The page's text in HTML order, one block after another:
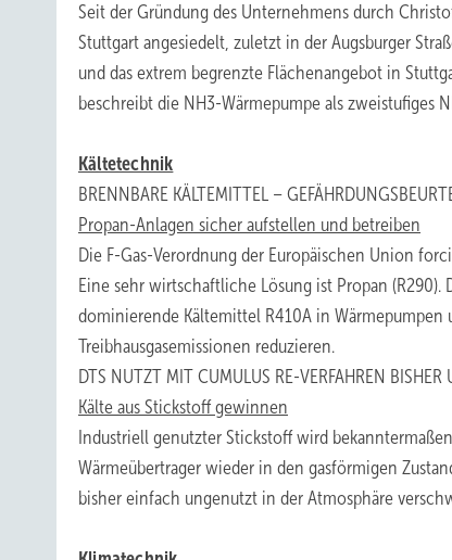
Seit der Gründung des Unternehmens durch
Stuttgart angesiedelt, zuletzt in der Augsburger
und das extrem begrenzte Flächenangebot in
beschreibt die NH3-Wärmepumpe als zweistufiges
Kältetechnik
BRENNBARE KÄLTEMITTEL –
Propan-Anlagen sicher aufstellen und betreiben
Die F-Gas-Verordnung der Europäischen Union
Eine sehr wirtschaftliche Lösung ist Propan
dominierende Kältemittel R410A in
Treibhausgasemissionen reduzieren.
DTS NUTZT MIT CUMULUS RE-VERFAHREN BISHER
Kälte aus Stickstoff gewinnen
Industriell genutzter Stickstoff wird
Wärmeübertrager wieder in den gasförmigen
bisher einfach ungenutzt in der Atmosphäre